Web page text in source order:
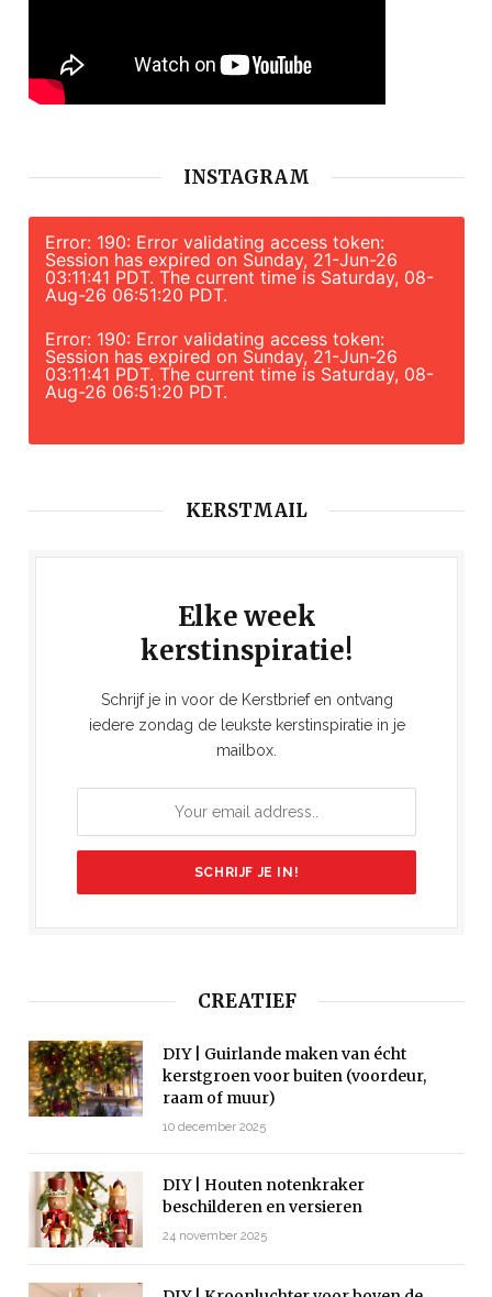
INSTAGRAM
Error: 190: Error validating access token:
Session has expired on Sunday, 21-Jun-26
03:11:41 PDT. The current time is Saturday, 08-
Aug-26 06:51:20 PDT.
Error: 190: Error validating access token:
Session has expired on Sunday, 21-Jun-26
03:11:41 PDT. The current time is Saturday, 08-
Aug-26 06:51:20 PDT.
KERSTMAIL
Elke week
kerstinspiratie!
Schrijf je in voor de Kerstbrief en ontvang
iedere zondag de leukste kerstinspiratie in je
mailbox.
CREATIEF
DIY | Guirlande maken van écht
kerstgroen voor buiten (voordeur,
raam of muur)
10 december 2025
DIY | Houten notenkraker
beschilderen en versieren
24 november 2025